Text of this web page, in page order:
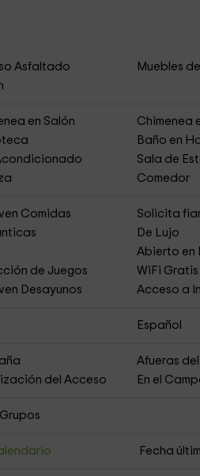
Asfaltado Muebles
en Salón Chimenea
Baño en
Sala de
Comedor
Comidas Solicita
De Lujo
Abierto en
de Juegos
WiFi Gratis
Desayunos
Acceso a
Español
Afueras
del Acceso
En el
Fecha